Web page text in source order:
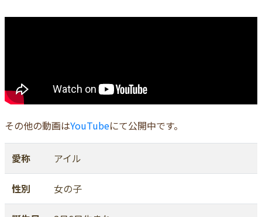
その他の動画はYouTubeにて公開中です。
愛称 アイル
性別 女の子